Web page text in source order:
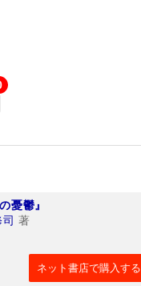
憂鬱』
著
ネット書店で購入する